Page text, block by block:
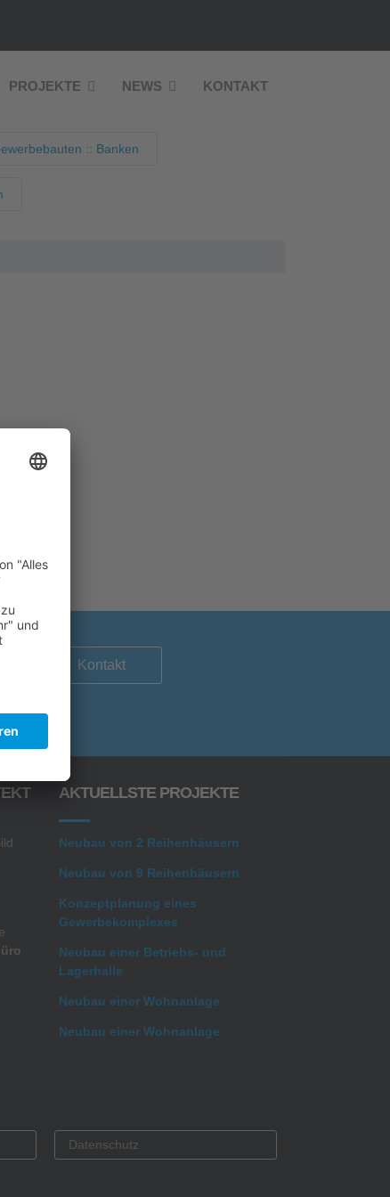
PROJEKTE NEWS KONTAKT
:: Banken
Kontakt
AKTUELLSTE PROJEKTE
Neubau von 2 Reihenhäusern
Neubau von 9 Reihenhäusern
Konzeptplanung eines
Gewerbekomplexes
Neubau einer Betriebs- und
Lagerhalle
Neubau einer Wohnanlage
Neubau einer Wohnanlage
Datenschutz